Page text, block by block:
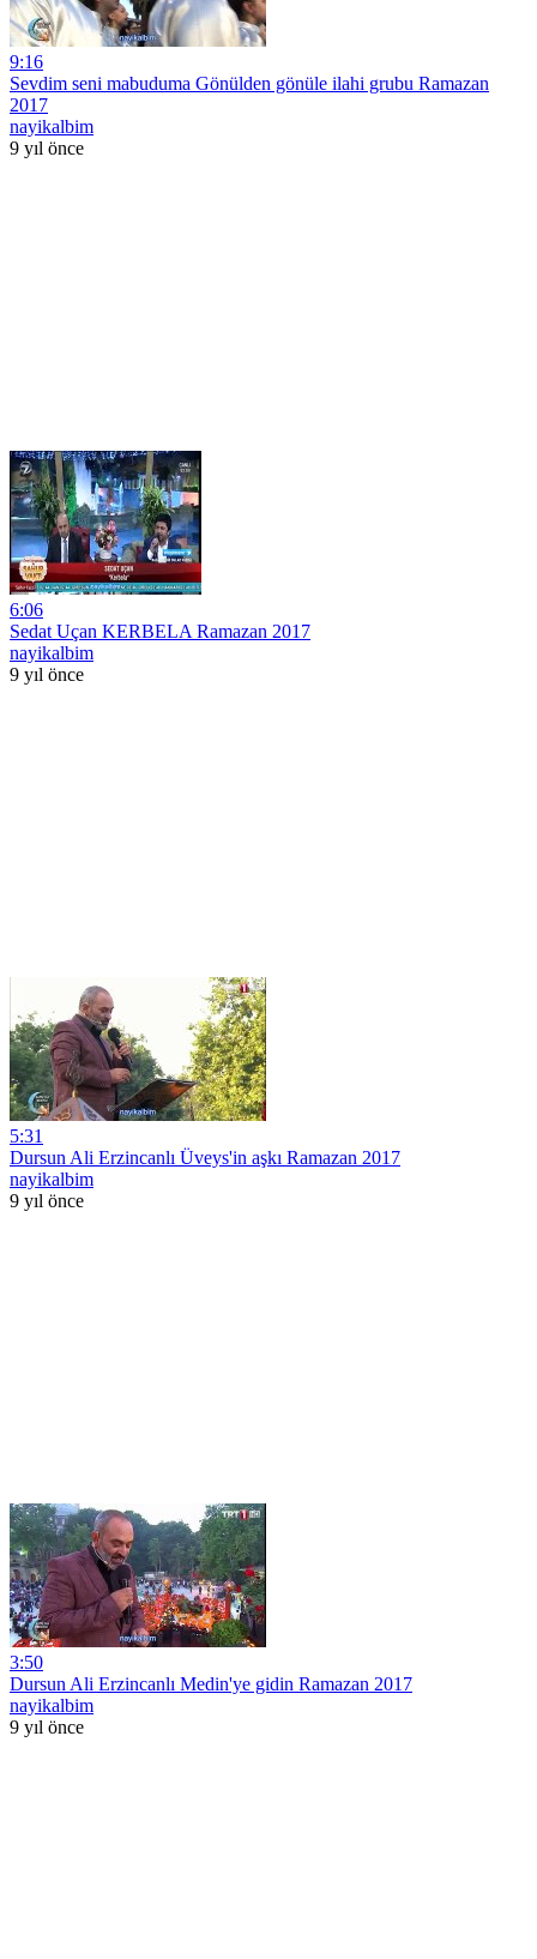
9:16
Sevdim seni mabuduma Gönülden gönüle ilahi grubu Ramazan
2017
nayikalbim
9 yıl önce
6:06
Sedat Uçan KERBELA Ramazan 2017
nayikalbim
9 yıl önce
5:31
Dursun Ali Erzincanlı Üveys'in aşkı Ramazan 2017
nayikalbim
9 yıl önce
3:50
Dursun Ali Erzincanlı Medin'ye gidin Ramazan 2017
nayikalbim
9 yıl önce